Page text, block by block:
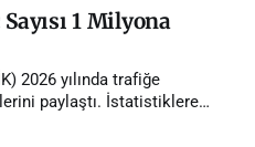
1 Milyona
2026 yılında trafiğe
paylaştı. İstatistiklere